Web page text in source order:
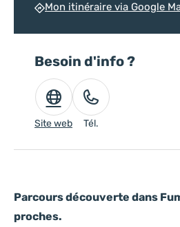
Parcours découverte dans
proches.
Mon itinéraire via Google
Besoin d'info ?
Site web Tél.